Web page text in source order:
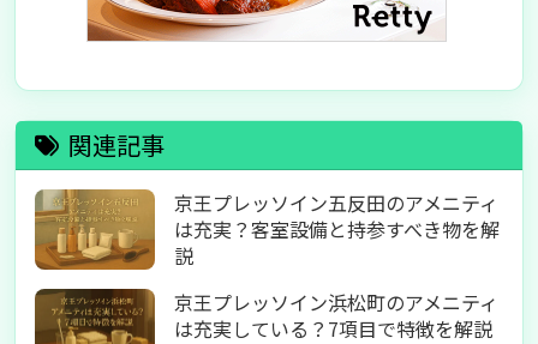
関連記事
京王プレッソイン五反田のアメニティ
は充実？客室設備と持参すべき物を解
説
京王プレッソイン浜松町のアメニティ
は充実している？7項目で特徴を解説